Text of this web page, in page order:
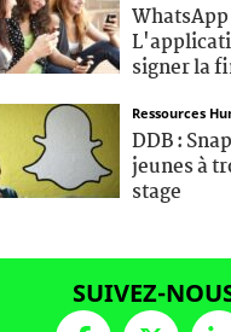
WhatsApp
signer la
Ressources
DDB :
jeunes à
stage
SUIVEZ-